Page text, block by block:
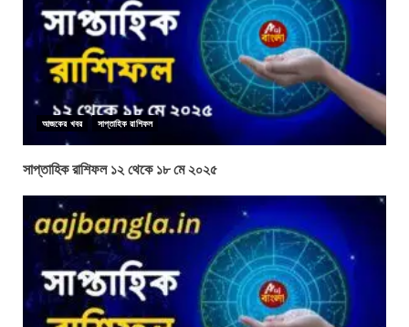
আজকের খবর সাপ্তাহিক রাশিফল
সাপ্তাহিক রাশিফল ১২ থেকে ১৮ মে ২০২৫